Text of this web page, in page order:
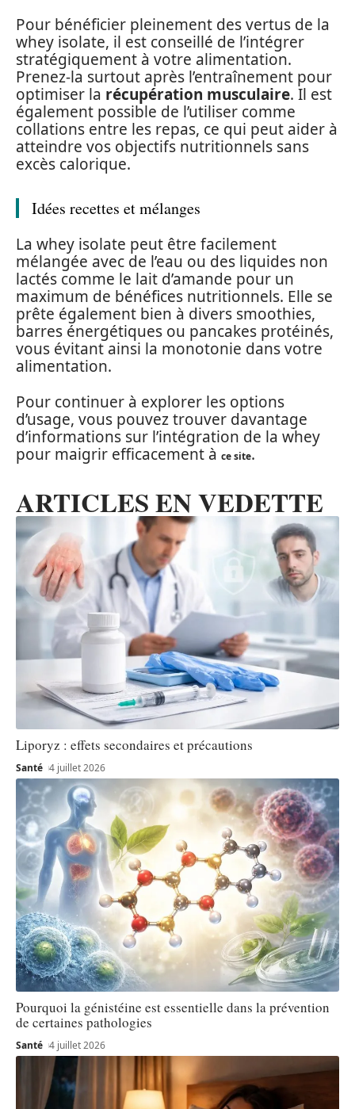
Pour bénéficier pleinement des vertus de la
whey isolate, il est conseillé de l’intégrer
stratégiquement à votre alimentation.
Prenez-la surtout après l’entraînement pour
optimiser la récupération musculaire. Il est
également possible de l’utiliser comme
collations entre les repas, ce qui peut aider à
atteindre vos objectifs nutritionnels sans
excès calorique.
Idées recettes et mélanges
La whey isolate peut être facilement
mélangée avec de l’eau ou des liquides non
lactés comme le lait d’amande pour un
maximum de bénéfices nutritionnels. Elle se
prête également bien à divers smoothies,
barres énergétiques ou pancakes protéinés,
vous évitant ainsi la monotonie dans votre
alimentation.
Pour continuer à explorer les options
d’usage, vous pouvez trouver davantage
d’informations sur l’intégration de la whey
pour maigrir efficacement à ce site.
ARTICLES EN VEDETTE
Liporyz : effets secondaires et précautions
Santé 4 juillet 2026
Pourquoi la génistéine est essentielle dans la prévention
de certaines pathologies
Santé 4 juillet 2026